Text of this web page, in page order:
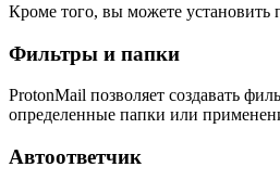
Кроме того, вы можете установить
Фильтры и папки
ProtonMail позволяет создавать
определенные папки или
Автоответчик